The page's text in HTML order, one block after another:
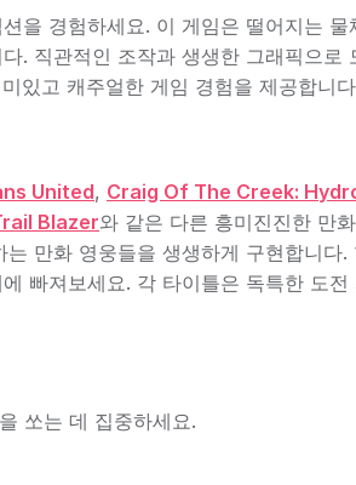
을 경험하세요. 이 게임은 떨어지는 물
. 직관적인 조작과 생생한 그래픽으로
있고 캐주얼한 게임 경험을 제공합니
United, Craig Of The Creek:
Blazer와 같은 다른 흥미진진한 만
만화 영웅들을 생생하게 구현합니다
빠져보세요. 각 타이틀은 독특한 도전
쏘는 데 집중하세요.